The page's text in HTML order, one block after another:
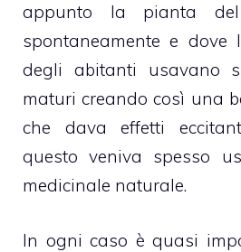
appunto la pianta del
spontaneamente e
degli abitanti usavano
maturi creando così una
che dava effetti
questo veniva spesso
medicinale naturale.
In ogni caso è quasi